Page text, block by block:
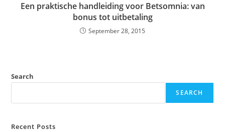
Een praktische handleiding voor Betsomnia: van
bonus tot uitbetaling
September 28, 2015
Search
SEARCH
Recent Posts